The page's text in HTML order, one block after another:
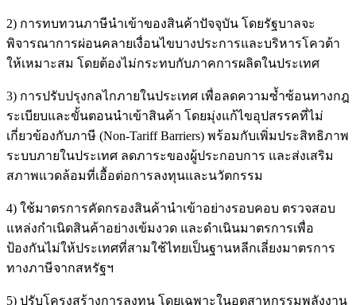
2) การทบทวนภาษีนำเข้าของสินค้าปัจจุบัน โดยรัฐบาลจะ
พิจารณาการผ่อนคลายเงื่อนไขบางประการและบริหารโควต้า
ให้เหมาะสม โดยต้องไม่กระทบกับภาคการผลิตในประเทศ
3) การปรับปรุงกลไกภายในประเทศ เพื่อลดความซ้ำซ้อนทางกฎ
ระเบียบและขั้นตอนนำเข้าสินค้า โดยมุ่งแก้ไขอุปสรรคที่ไม่
เกี่ยวข้องกับภาษี (Non-Tariff Barriers) พร้อมกับเพิ่มประสิทธิภาพ
ระบบภายในประเทศ ลดภาระของผู้ประกอบการ และส่งเสริม
สภาพแวดล้อมที่เอื้อต่อการลงทุนและนวัตกรรม
4) ใช้มาตรการคัดกรองสินค้านำเข้าอย่างรอบคอบ ตรวจสอบ
แหล่งกำเนิดสินค้าอย่างเข้มงวด และดำเนินมาตรการเพื่อ
ป้องกันไม่ให้ประเทศที่สามใช้ไทยเป็นฐานหลีกเลี่ยงมาตรการ
ทางภาษีจากสหรัฐฯ
5) ปรับโครงสร้างการลงทุน โดยเฉพาะในอุตสาหกรรมพลังงาน